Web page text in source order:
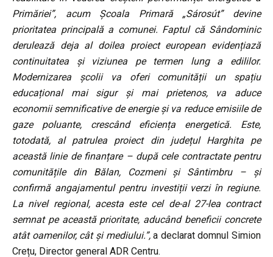
Primăriei”, acum Școala Primară „Sárosút” devine
prioritatea principală a comunei. Faptul că Sândominic
derulează deja al doilea proiect european evidențiază
continuitatea și viziunea pe termen lung a edililor.
Modernizarea școlii va oferi comunității un spațiu
educațional mai sigur și mai prietenos, va aduce
economii semnificative de energie și va reduce emisiile de
gaze poluante, crescând eficiența energetică. Este,
totodată, al patrulea proiect din județul Harghita pe
această linie de finanțare – după cele contractate pentru
comunitățile din Bălan, Cozmeni și Sântimbru – și
confirmă angajamentul pentru investiții verzi în regiune.
La nivel regional, acesta este cel de-al 27-lea contract
semnat pe această prioritate, aducând beneficii concrete
atât oamenilor, cât și mediului.”,a declarat domnul Simion
Crețu, Director general ADR Centru.